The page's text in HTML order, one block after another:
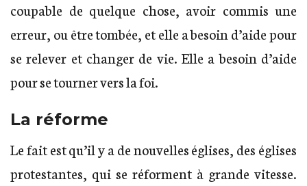
coupable de quelque chose, avoir commis une
erreur, ou être tombée, et elle a besoin d’aide pour
se relever et changer de vie. Elle a besoin d’aide
pour se tourner vers la foi.
La réforme
Le fait est qu’il y a de nouvelles églises, des églises
protestantes, qui se réforment à grande vitesse.